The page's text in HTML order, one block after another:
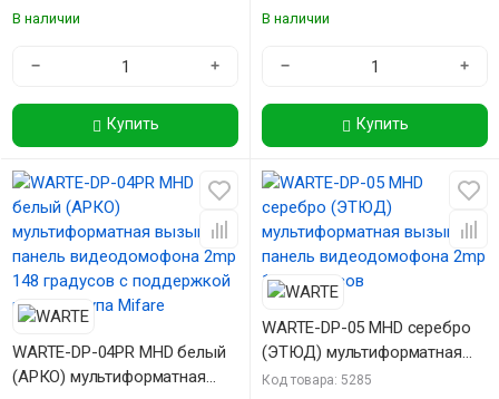
В наличии
− +
Купить
В наличии
− +
Купить
WARTE-DP-04PR MHD белый
(АРКО) мультиформатная
WARTE-DP-05 MHD серебро
(ЭТЮД) мультиформатная
вызывная панель
Код товара: 5285